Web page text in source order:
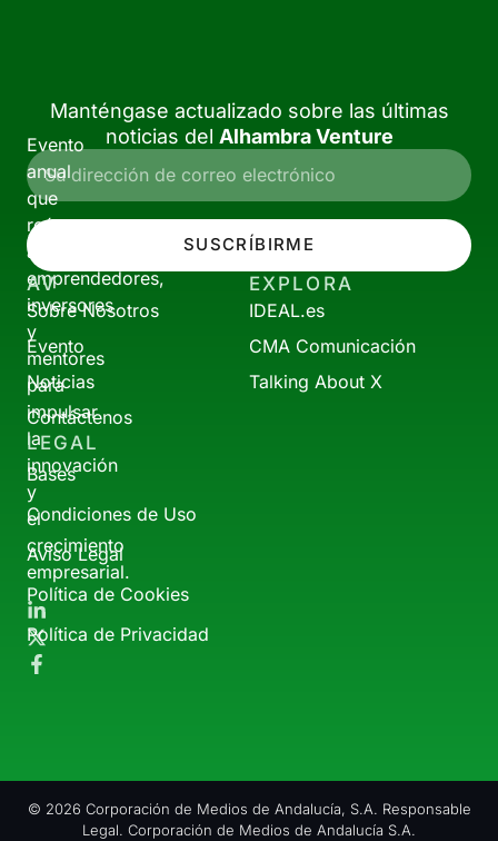
Evento
anual
que
reúne
a
emprendedores,
inversores
y
mentores
para
impulsar
la
innovación
y
el
crecimiento
empresarial.
Manténgase actualizado sobre las últimas
noticias del Alhambra Venture
SUSCRÍBIRME
AV
Sobre Nosotros
Evento
Noticias
Contáctenos
EXPLORA
IDEAL.es
CMA Comunicación
Talking About X
LEGAL
Bases
Condiciones de Uso
Aviso Legal
Política de Cookies
Política de Privacidad
© 2026 Corporación de Medios de Andalucía, S.A. Responsable
Legal. Corporación de Medios de Andalucía S.A.